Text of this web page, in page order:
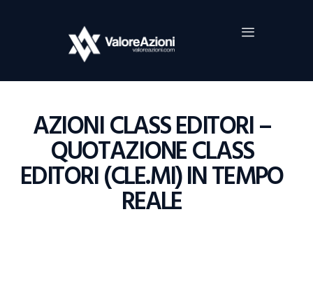
AZIONI CLASS EDITORI –
QUOTAZIONE CLASS
EDITORI (CLE.MI) IN TEMPO
REALE
Home
Investimenti
Borsa
Guide Al Trading
Criptovalute